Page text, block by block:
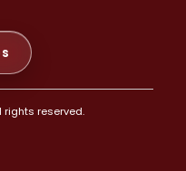
>
>
rights reserved.